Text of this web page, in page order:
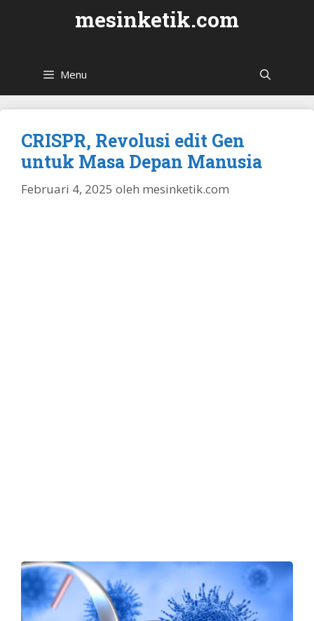
mesinketik.com
Menu
CRISPR, Revolusi edit Gen
untuk Masa Depan Manusia
Februari 4, 2025 oleh mesinketik.com